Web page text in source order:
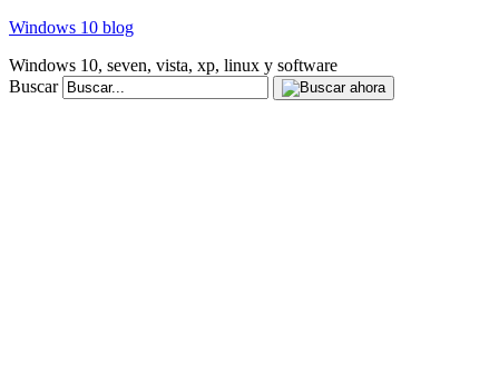
Windows 10 blog
Windows 10, seven, vista, xp, linux y software
Buscar